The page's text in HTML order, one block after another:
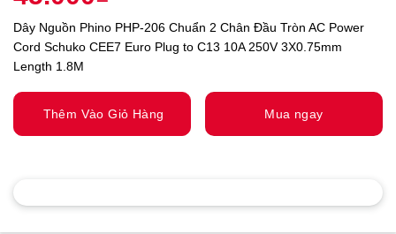
Dây Nguồn Phino PHP-206 Chuẩn 2 Chân Đầu Tròn AC Power
Cord Schuko CEE7 Euro Plug to C13 10A 250V 3X0.75mm
Length 1.8M
Thêm Vào Giỏ Hàng Mua ngay